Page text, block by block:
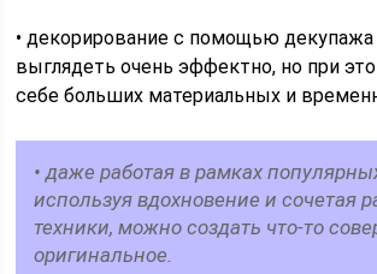
• декорирование с помощью
выглядеть очень эффектно, но при
себе больших материальных и
• даже работая в рамках
используя вдохновение и сочетая
техники, можно создать что-то
оригинальное.